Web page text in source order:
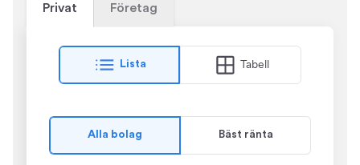
Privat Företag
Lista Tabell
Alla bolag Bäst ränta